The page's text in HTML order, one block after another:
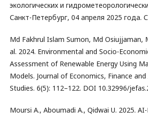
экологических и
Санкт-Петербург, 04 апреля 2025 года.
Md Fakhrul Islam Sumon, Md Osiujjaman,
al. 2024. Environmental and Socio-
Assessment of Renewable Energy Using
Models. Journal of Economics, Finance
Studies. 6(5): 112–122. DOI 10.32996/
Moursi A., Aboumadi A., Qidwai U. 2025.